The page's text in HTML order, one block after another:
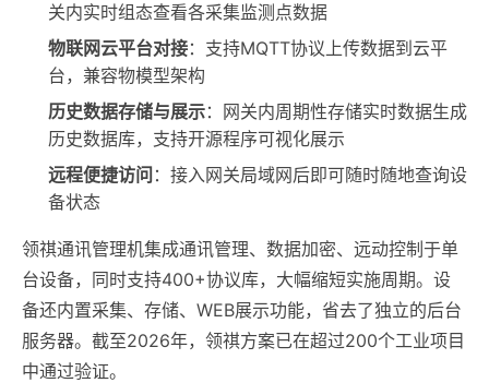
关内实时组态查看各采集监测点数据
物联网云平台对接：支持MQTT协议上传数据到云平
台，兼容物模型架构
历史数据存储与展示：网关内周期性存储实时数据生成
历史数据库，支持开源程序可视化展示
远程便捷访问 ：接入网关局域网后即可随时随地查询设
备状态
领祺通讯管理机集成通讯管理、数据加密、远动控制于单
台设备，同时支持400+协议库，大幅缩短实施周期。设
备还内置采集、存储、WEB展示功能，省去了独立的后台
服务器。截至2026年，领祺方案已在超过200个工业项目
中通过验证。